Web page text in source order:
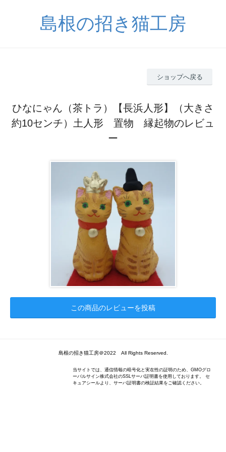
島根の招き猫工房
ショップへ戻る
ひなにゃん（茶トラ）【長浜人形】（大きさ
約10センチ）土人形 置物 縁起物のレビュ
ー
この商品のレビューを投稿
島根の招き猫工房＠2022 All Rights Reserved.
当サイトでは、通信情報の暗号化と実在性の証明のため、GMOグロ
ーバルサイン株式会社のSSLサーバ証明書を使用しております。 セ
キュアシールより、サーバ証明書の検証結果をご確認ください。